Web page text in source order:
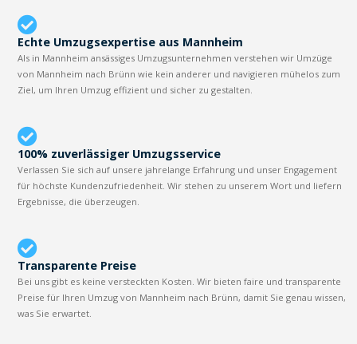
Echte Umzugsexpertise aus Mannheim
Als in Mannheim ansässiges Umzugsunternehmen verstehen wir Umzüge
von Mannheim nach Brünn wie kein anderer und navigieren mühelos zum
Ziel, um Ihren Umzug effizient und sicher zu gestalten.
100% zuverlässiger Umzugsservice
Verlassen Sie sich auf unsere jahrelange Erfahrung und unser Engagement
für höchste Kundenzufriedenheit. Wir stehen zu unserem Wort und liefern
Ergebnisse, die überzeugen.
Transparente Preise
Bei uns gibt es keine versteckten Kosten. Wir bieten faire und transparente
Preise für Ihren Umzug von Mannheim nach Brünn, damit Sie genau wissen,
was Sie erwartet.